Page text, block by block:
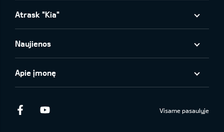
Atrask "Kia"
Naujienos
Apie įmonę
Facebook Visame pasaulyje